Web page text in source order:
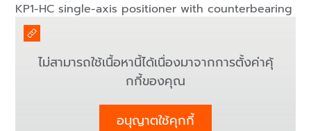
KP1-HC single-axis positioner with counterbearing
ไม่สามารถใช้เนื้อหานี้ได้เนื่องมาจากการตั้งค่าคุ้
กกี้ของคุณ
อนุญาตใช้คุกกี้